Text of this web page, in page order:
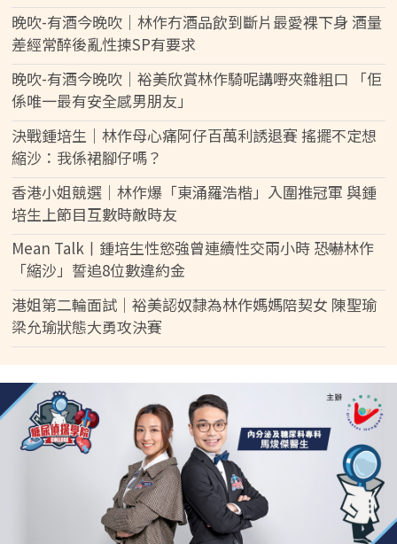
晚吹-有酒今晚吹｜林作冇酒品飲到斷片最愛裸下身 酒量
差經常醉後亂性揀SP有要求
晚吹-有酒今晚吹｜裕美欣賞林作騎呢講嘢夾雜粗口 「佢
係唯一最有安全感男朋友」
決戰鍾培生｜林作母心痛阿仔百萬利誘退賽 搖擺不定想
縮沙：我係裙腳仔嗎？
香港小姐競選│林作爆「東涌羅浩楷」入圍推冠軍 與鍾
培生上節目互數時敵時友
Mean Talk丨鍾培生性慾強曾連續性交兩小時 恐嚇林作
「縮沙」誓追8位數違約金
港姐第二輪面試｜裕美認奴隸為林作媽媽陪契女 陳聖瑜
梁允瑜狀態大勇攻決賽